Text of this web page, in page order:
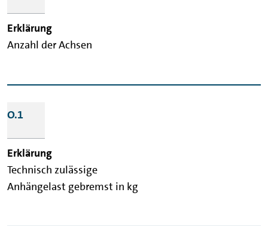
Anzahl der Achsen
O.1
Technisch zulässige
Anhängelast gebremst in kg